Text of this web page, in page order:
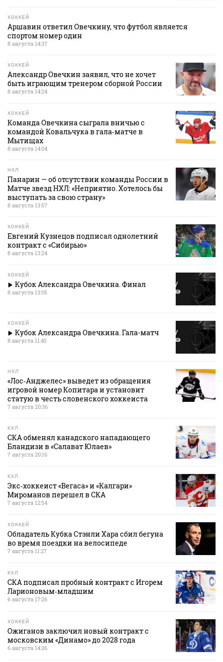
ХОККЕЙ
Аршавин ответил Овечкину, что футбол является
спортом номер один
8 августа 14:37
ХОККЕЙ
Александр Овечкин заявил, что не хочет
быть играющим тренером сборной России
8 августа 14:24
ХОККЕЙ
Команда Овечкина сыграла вничью с
командой Ковальчука в гала‑матче в
Мытищах
8 августа 14:04
НХЛ
Панарин — об отсутствии команды России в
Матче звезд НХЛ: «Неприятно. Хотелось бы
выступать за свою страну»
8 августа 13:57
ХОККЕЙ
Евгений Кузнецов подписал однолетний
контракт с «Сибирью»
8 августа 13:24
ХОККЕЙ
Кубок Александра Овечкина. Финал
8 августа 13:05
ХОККЕЙ
Кубок Александра Овечкина. Гала-матч
8 августа 11:45
НХЛ
«Лос‑Анджелес» выведет из обращения
игровой номер Копитара и установит
статую в честь словенского хоккеиста
7 августа 20:36
КХЛ
СКА обменял канадского нападающего
Бландизи в «Салават Юлаев»
7 августа 20:16
КХЛ
Экс‑хоккеист «Вегаса» и «Калгари»
Мироманов перешел в СКА
7 августа 12:54
ХОККЕЙ
Обладатель Кубка Стэнли Хара сбил бегуна
во время поездки на велосипеде
7 августа 11:27
КХЛ
СКА подписал пробный контракт с Игорем
Ларионовым‑младшим
6 августа 17:26
ХОККЕЙ
Ожиганов заключил новый контракт с
московским «Динамо» до 2028 года
6 августа 14:26